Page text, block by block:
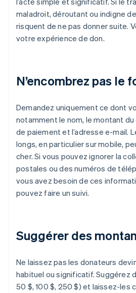
maladroit, déroutant ou indigne
risquent de ne pas donner suite.
votre expérience de don.
N’encombrez pas le
Demandez uniquement ce dont
notamment le nom, le montant
de paiement et l’adresse e-mail.
longs, en particulier sur mobile,
cher. Si vous pouvez ignorer la
postales ou des numéros de
vous avez besoin de ces
pouvez faire un suivi.
Suggérer des
Ne laissez pas les donateurs
habituel ou significatif. Suggérez
50 $, 100 $, 250 $) et laissez-les